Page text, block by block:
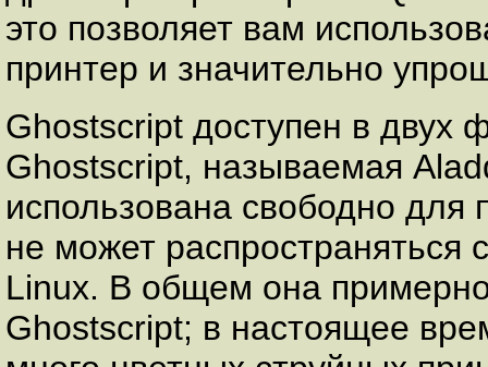
это позволяет вам
принтер и значительно
Ghostscript доступен в двух
Ghostscript, называемая
использована свободно для
не может распространяться
Linux. В общем она
Ghostscript; в настоящее